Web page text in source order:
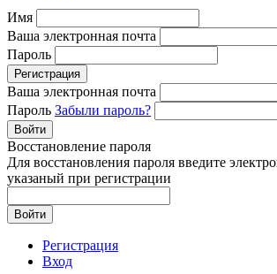
Имя
Ваша электронная почта
Пароль
Регистрация
Ваша электронная почта
Пароль Забыли пароль?
Войти
Восстановление пароля
Для восстановления пароля введите
указаный при регистрации
Войти
Регистрация
Вход